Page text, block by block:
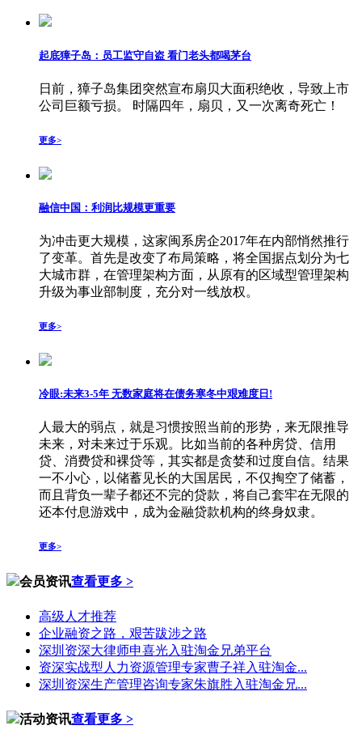
起底獐子岛：员工监守自盗 看门老头都喝茅台
日前，獐子岛集团突然宣布扇贝大面积绝收，导致上市
公司巨额亏损。 时隔四年，扇贝，又一次离奇死亡！
更多>
融信中国：利润比规模更重要
为冲击更大规模，这家闽系房企2017年在内部悄然推行
了变革。首先是改变了布局策略，将全国据点划分为七
大城市群，在管理架构方面，从原有的区域型管理架构
升级为事业部制度，充分对一线放权。
更多>
冷眼:未来3-5年 无数家庭将在债务寒冬中艰难度日!
人最大的弱点，就是习惯按照当前的形势，来无限推导
未来，对未来过于乐观。比如当前的各种房贷、信用
贷、消费贷和裸贷等，其实都是贪婪和过度自信。结果
一不小心，以储蓄见长的大国居民，不仅掏空了储蓄，
而且背负一辈子都还不完的贷款，将自己套牢在无限的
还本付息游戏中，成为金融贷款机构的终身奴隶。
更多>
会员资讯查看更多 >
高级人才推荐
企业融资之路，艰苦跋涉之路
深圳资深大律师申喜光入驻淘金兄弟平台
资深实战型人力资源管理专家曹子祥入驻淘金...
深圳资深生产管理咨询专家朱旗胜入驻淘金兄...
活动资讯查看更多 >